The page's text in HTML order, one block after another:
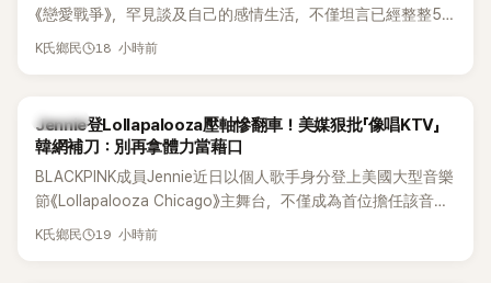
《戀愛戰爭》，罕見談及自己的感情生活，不僅坦言已經整整5
年沒有談戀愛，更首度透露空窗至今的原因，全與上一段戀情
K氏鄉民 18 小時前
K-POP
Jennie登Lollapalooza壓軸慘翻車！美媒狠批「像唱KTV」
韓網補刀：別再拿體力當藉口
BLACKPINK成員Jennie近日以個人歌手身分登上美國大型音樂
節《Lollapalooza Chicago》主舞台，不僅成為首位擔任該音樂
節Headliner（壓軸主秀）的K-POP女SOLO歌手，寫下全新紀
K氏鄉民 19 小時前